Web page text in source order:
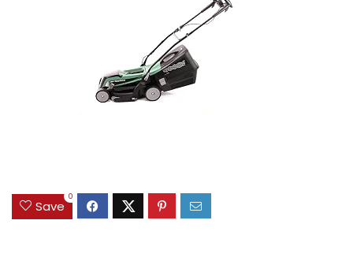
Save
0